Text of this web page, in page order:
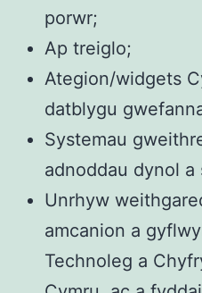
porwr;
Ap treiglo;
Ategion/widgets
datblygu
Systemau
adnoddau dynol
Unrhyw
amcanion a
Technoleg a